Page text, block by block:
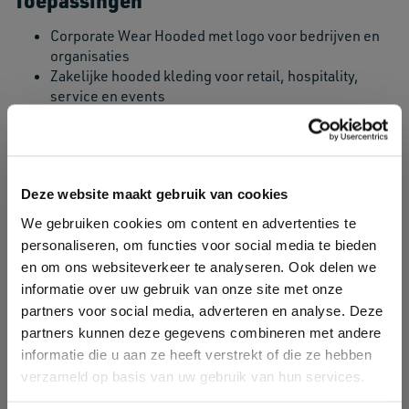
Deze website maakt gebruik van cookies
We gebruiken cookies om content en advertenties te
personaliseren, om functies voor social media te bieden
en om ons websiteverkeer te analyseren. Ook delen we
informatie over uw gebruik van onze site met onze
partners voor social media, adverteren en analyse. Deze
partners kunnen deze gegevens combineren met andere
informatie die u aan ze heeft verstrekt of die ze hebben
verzameld op basis van uw gebruik van hun services.
Corporate Wear Hooded met logo voor bedrijven en
organisaties
Zakelijke hooded kleding voor retail, hospitality,
service en events
Comfortabele teamkleding voor afdelingen, crews en
Promotionele corporate wear voor campagnes,
beurzen en acties
Combinatieorders met polo’s, shirts, jackets,
bodywarmers en workwear
Groothandel en voorraad
Als groothandel levert Primex Corporate Wear Hooded
voor zakelijke orders waarin maten, kleuren, aantallen en
toepassingen gecombineerd moeten worden. Dat is